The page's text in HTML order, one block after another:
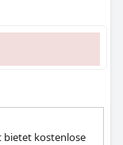
bietet kostenlose